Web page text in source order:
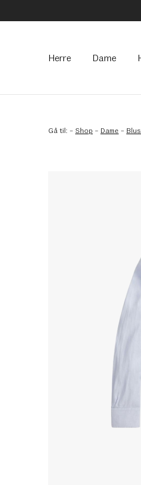
Herre Dame
Gå til: – Shop – Dame –